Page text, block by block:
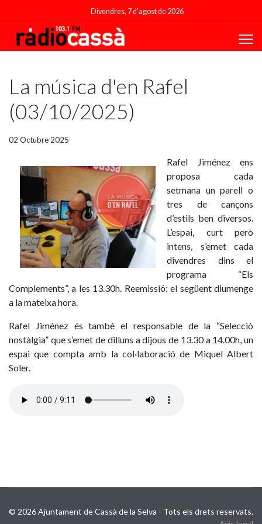
Divendres, 7 d'agost de 2026
La música d'en Rafel
(03/10/2025)
02 Octubre 2025
Rafel Jiménez ens
proposa cada
setmana un parell o
tres de cançons
d’estils ben diversos.
L’espai, curt però
intens, s’emet cada
divendres dins el
programa “Els
Complements”, a les 13.30h. Reemissió: el següent diumenge
a la mateixa hora.
Rafel Jiménez és també el responsable de la “Selecció
nostàlgia” que s’emet de dilluns a dijous de 13.30 a 14.00h, un
espai que compta amb la col·laboració de Miquel Albert
Soler.
© 2026 Ajuntament de Cassà de la Selva - Tots els drets reservats.